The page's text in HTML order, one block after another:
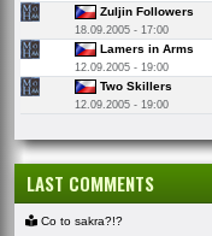
Zuljin Followers
18.09.2005 - 17:00
Lamers in Arms
12.09.2005 - 19:00
Two Skillers
12.09.2005 - 19:00
LAST COMMENTS
Co to sakra?!?